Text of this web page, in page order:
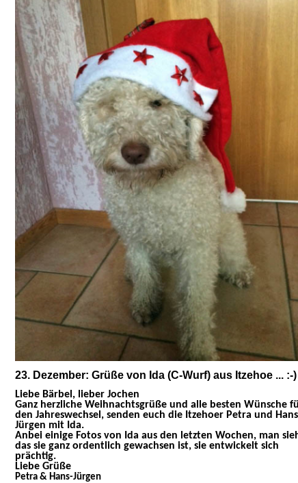
23. Dezember: Grüße von Ida (C-Wurf) aus Itzehoe ... :-)
Liebe Bärbel, lieber Jochen
Ganz herzliche Weihnachtsgrüße und alle besten Wünsche
den Jahreswechsel, senden euch die Itzehoer Petra und
Jürgen mit Ida.
Anbei einige Fotos von Ida aus den letzten Wochen, man
das sie ganz ordentlich gewachsen ist, sie entwickelt sich
prächtig.
Liebe Grüße
Petra & Hans-Jürgen